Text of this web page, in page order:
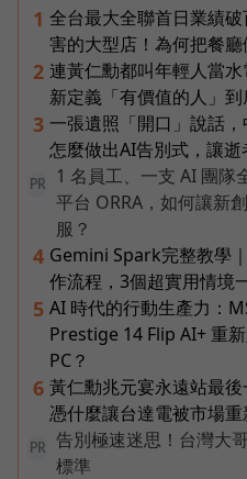
1 全台最大全聯首日業績
害的大型店！為何把餐
2 連黃仁勳都叫年輕人當
新定義「有價值的人」到
3 一張遺照「開口」說話
怎麼做出AI告別式，讓逝
PR
1 名員工、一支 AI 團
平台 ORRA，如何讓新
服？
4 Gemini Spark完整教學
作流程，3個超實用情境
5 AI 時代的行動生產力：
Prestige 14 Flip AI+ 重
PC？
6 黃仁勳兆元宴永遠站最
憑什麼讓台達電被市場重
PR
告別極速迷思！台灣大
標準